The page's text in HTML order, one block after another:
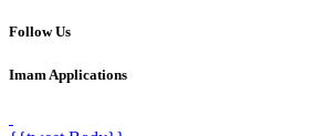
Follow Us
Imam Applications